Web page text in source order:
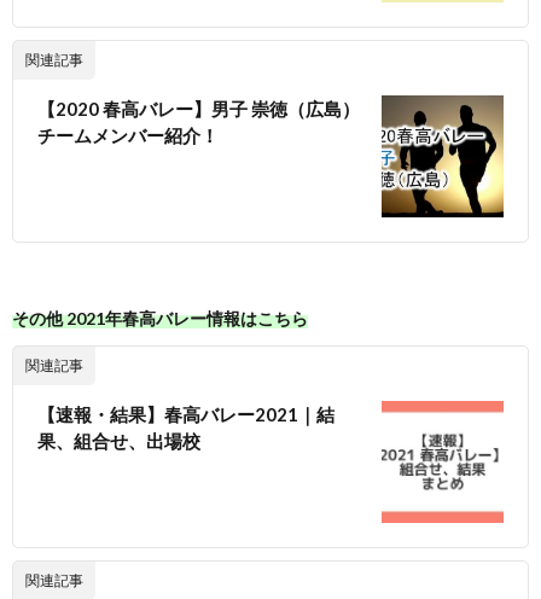
関連記事
【2020 春高バレー】男子 崇徳（広島）
チームメンバー紹介！
その他 2021年春高バレー情報はこちら
関連記事
【速報・結果】春高バレー2021｜結
果、組合せ、出場校
関連記事